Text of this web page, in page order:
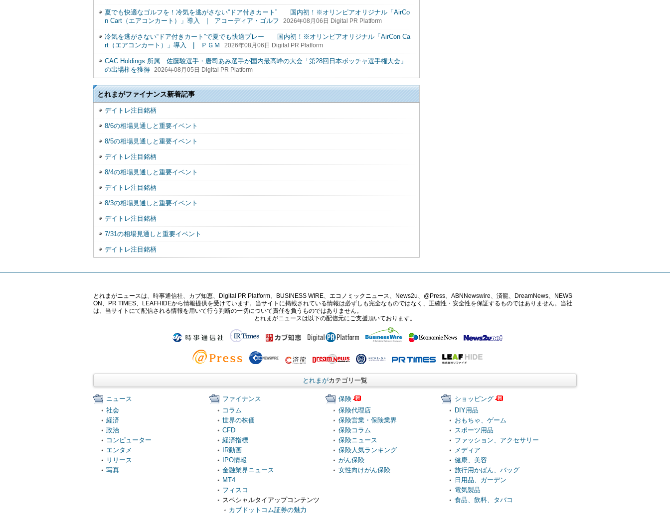
夏でも快適なゴルフを！冷気を逃がさない“ドア付きカート” 国内初！※オリンピアオリジナル「AirCo
n Cart（エアコンカート）」導入 | アコーディア・ゴルフ
2026年08月06日 Digital PR Platform
冷気を逃がさない“ドア付きカート”で夏でも快適プレー 国内初！※オリンピアオリジナル「AirCon Ca
rt（エアコンカート）」導入 | ＰＧＭ
2026年08月06日 Digital PR Platform
CAC Holdings 所属 佐藤駿選手・唐司あみ選手が国内最高峰の大会「第28回日本ボッチャ選手権大会」
の出場権を獲得
2026年08月05日 Digital PR Platform
とれまがファイナンス新着記事
デイトレ注目銘柄
8/6の相場見通しと重要イベント
8/5の相場見通しと重要イベント
デイトレ注目銘柄
8/4の相場見通しと重要イベント
デイトレ注目銘柄
8/3の相場見通しと重要イベント
デイトレ注目銘柄
7/31の相場見通しと重要イベント
デイトレ注目銘柄
とれまがニュースは、時事通信社、カブ知恵、Digital PR Platform、BUSINESS WIRE、エコノミックニュース、News2u、@Press、ABNNewswire、済龍、DreamNews、NEWS
ON、PR TIMES、LEAFHIDEから情報提供を受けています。当サイトに掲載されている情報は必ずしも完全なものではなく、正確性・安全性を保証するものではありません。当社
は、当サイトにて配信される情報を用いて行う判断の一切について責任を負うものではありません。
とれまがニュースは以下の配信元にご支援頂いております。
とれまがカテゴリ一覧
ニュース
社会
経済
政治
コンピューター
エンタメ
リリース
写真
ファイナンス
コラム
世界の株価
CFD
経済指標
IR動画
IPO情報
金融業界ニュース
MT4
フィスコ
スペシャルタイアップコンテンツ
カブドットコム証券の魅力
保険
保険代理店
保険営業・保険業界
保険コラム
保険ニュース
保険人気ランキング
がん保険
女性向けがん保険
ショッピング
DIY用品
おもちゃ、ゲーム
スポーツ用品
ファッション、アクセサリー
メディア
健康、美容
旅行用かばん、バッグ
日用品、ガーデン
電気製品
食品、飲料、タバコ